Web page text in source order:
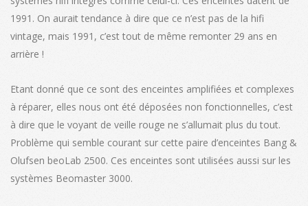
1991. On aurait tendance à dire que ce n’est pas de la hifi
vintage, mais 1991, c’est tout de même remonter 29 ans en
arrière !
Etant donné que ce sont des enceintes amplifiées et complexes
à réparer, elles nous ont été déposées non fonctionnelles, c’est
à dire que le voyant de veille rouge ne s’allumait plus du tout.
Problème qui semble courant sur cette paire d’enceintes Bang &
Olufsen beoLab 2500. Ces enceintes sont utilisées aussi sur les
systèmes Beomaster 3000.